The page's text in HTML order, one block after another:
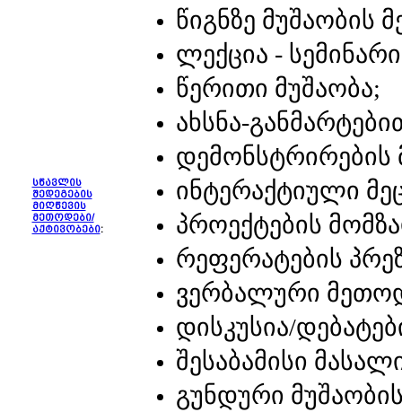
სწავლის
შედეგების
მიღწევის
მეთოდები/
აქტივობები:
წიგნზე მუშაობის
ლექცია - სემინარი
წერითი მუშაობა;
ახსნა-
დემონსტრირების
ინტერაქტიული
პროექტების
რეფერატების
ვერბალური
დისკუსია/
შესაბამისი
გუნდური